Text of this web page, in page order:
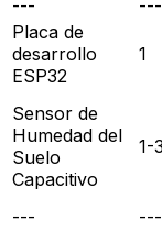
---
---
Placa de
desarrollo
ESP32
1
Sensor de
Humedad del
Suelo
Capacitivo
1-3
--- ---